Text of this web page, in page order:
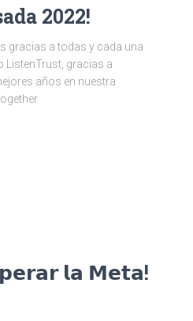
2022!
gracias a todas y cada una
ListenTrust, gracias a
años en nuestra
𝗹𝗮 𝗠𝗲𝘁𝗮!